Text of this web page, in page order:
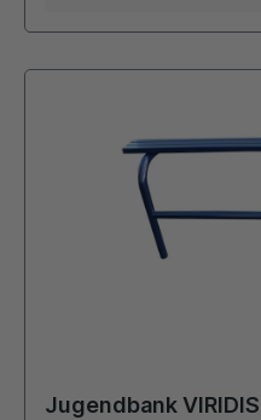
und im Duplexverfahren mit unseren
Aufpreis Die
Fundamentgröße ist
empfehlen -ohne
Abmessungen:
ca. 1550 mmdavon 700
Jugendbank VIRIDIS